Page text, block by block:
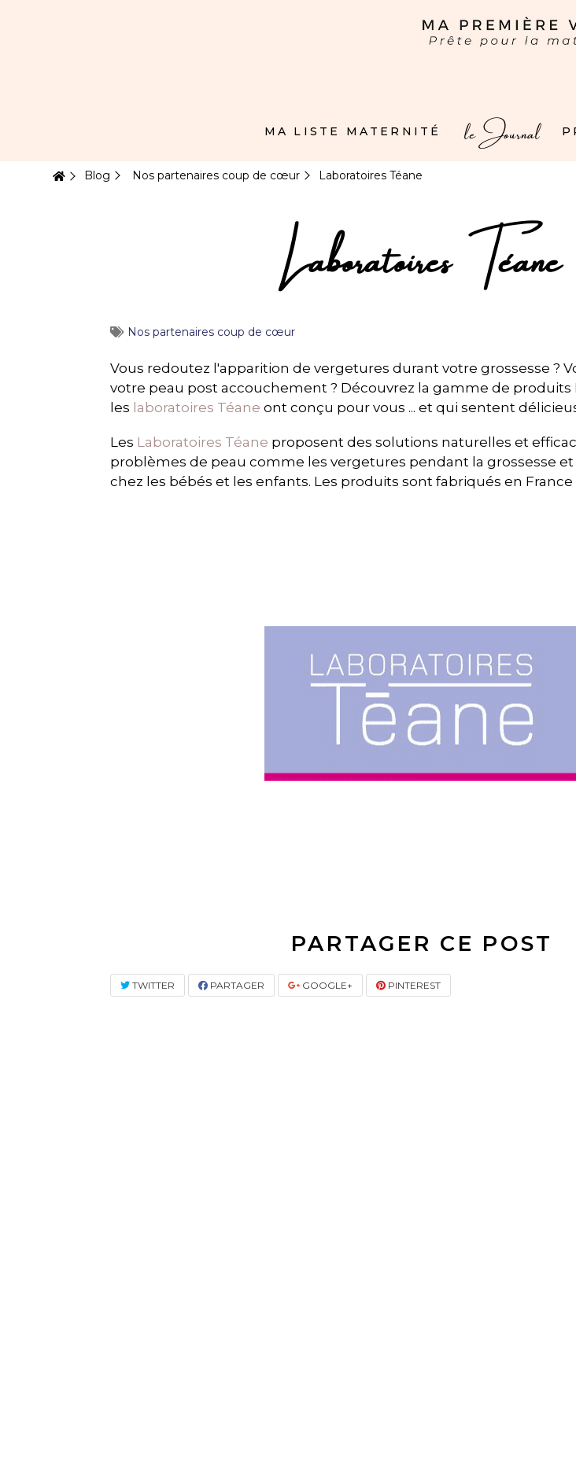
MA LISTE MATERNITÉ le Journal
Blog Nos partenaires coup de cœur Laboratoires Téane
Laboratoires Téane
Nos partenaires coup de cœur
Vous redoutez l'apparition de vergetures durant votre grossesse ?
votre peau post accouchement ? Découvrez la gamme de produits
les laboratoires Téane ont conçu pour vous ... et qui sentent
Les Laboratoires Téane proposent des solutions naturelles et
problèmes de peau comme les vergetures pendant la grossesse
chez les bébés et les enfants. Les produits sont fabriqués en
PARTAGER CE POST
TWITTER PARTAGER GOOGLE+ PINTEREST